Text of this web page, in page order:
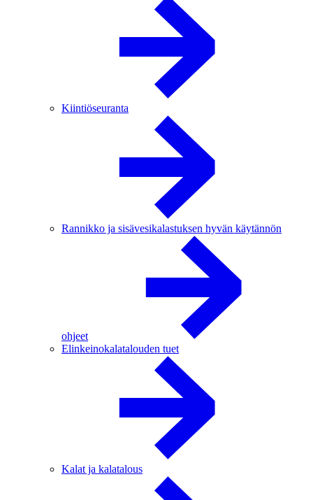
Kiintiöseuranta
Rannikko ja sisävesikalastuksen hyvän käytännön
ohjeet
Elinkeinokalatalouden tuet
Kalat ja kalatalous